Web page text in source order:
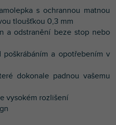
s ochrannou matnou
tloušťkou 0,3 mm
a odstranění beze stop nebo
a opotřebením v
dokonale padnou vašemu
vysokém rozlišení